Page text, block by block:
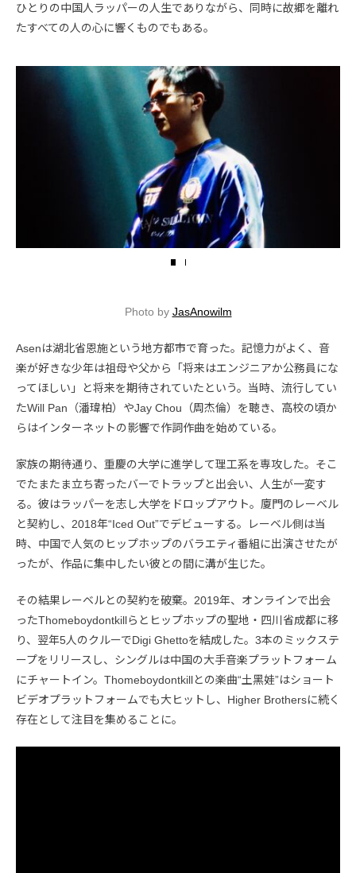
ひとりの中国人ラッパーの人生でありながら、同時に故郷を離れ
たすべての人の心に響くものでもある。
Photo by JasAnowilm
Asenは湖北省恩施という地方都市で育った。記憶力がよく、音
楽が好きな少年は祖母や父から「将来はエンジニアか公務員にな
ってほしい」と将来を期待されていたという。当時、流行してい
たWill Pan（潘瑋柏）やJay Chou（周杰倫）を聴き、高校の頃か
らはインターネットの影響で作詞作曲を始めている。
家族の期待通り、重慶の大学に進学して理工系を専攻した。そこ
でたまたま立ち寄ったバーでトラップと出会い、人生が一変す
る。彼はラッパーを志し大学をドロップアウト。廈門のレーベル
と契約し、2018年“Iced Out”でデビューする。レーベル側は当
時、中国で人気のヒップホップのバラエティ番組に出演させたが
ったが、作品に集中したい彼との間に溝が生じた。
その結果レーベルとの契約を破棄。2019年、オンラインで出会
ったThomeboydontkillらとヒップホップの聖地・四川省成都に移
り、翌年5人のクルーでDigi Ghettoを結成した。3本のミックステ
ープをリリースし、シングルは中国の大手音楽プラットフォーム
にチャートイン。Thomeboydontkillとの楽曲“土黑娃”はショート
ビデオプラットフォームでも大ヒットし、Higher Brothersに続く
存在として注目を集めることに。